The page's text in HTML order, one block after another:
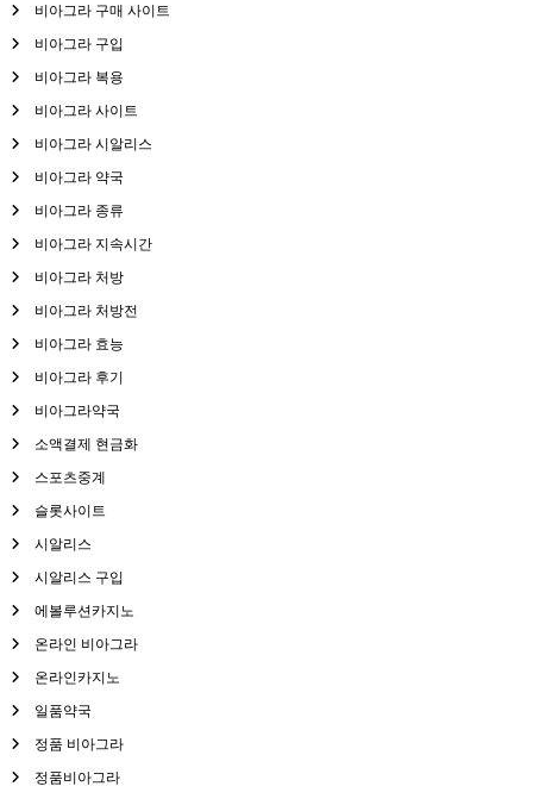
비아그라 구매 사이트
비아그라 구입
비아그라 복용
비아그라 사이트
비아그라 시알리스
비아그라 약국
비아그라 종류
비아그라 지속시간
비아그라 처방
비아그라 처방전
비아그라 효능
비아그라 후기
비아그라약국
소액결제 현금화
스포츠중계
슬롯사이트
시알리스
시알리스 구입
에볼루션카지노
온라인 비아그라
온라인카지노
일품약국
정품 비아그라
정품비아그라